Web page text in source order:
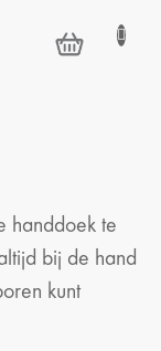
NÁKUPNÍ
KOŠÍK
handdoek te
bij de hand
kunt